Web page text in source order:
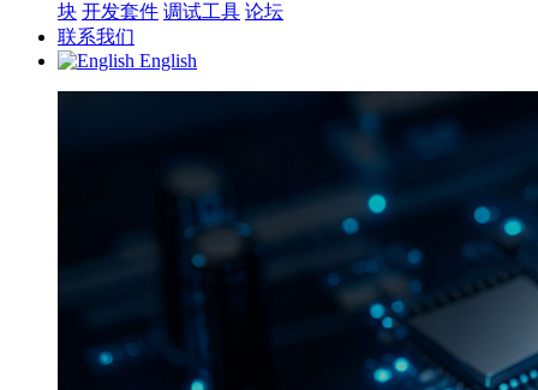
块 开发套件 调试工具 论坛
联系我们
English